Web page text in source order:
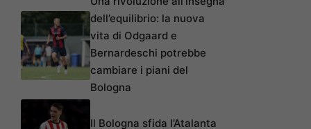
dell’equilibrio: la nuova
vita di Odgaard e
Bernardeschi potrebbe
cambiare i piani del
Bologna
Il Bologna sfida l’Atalanta